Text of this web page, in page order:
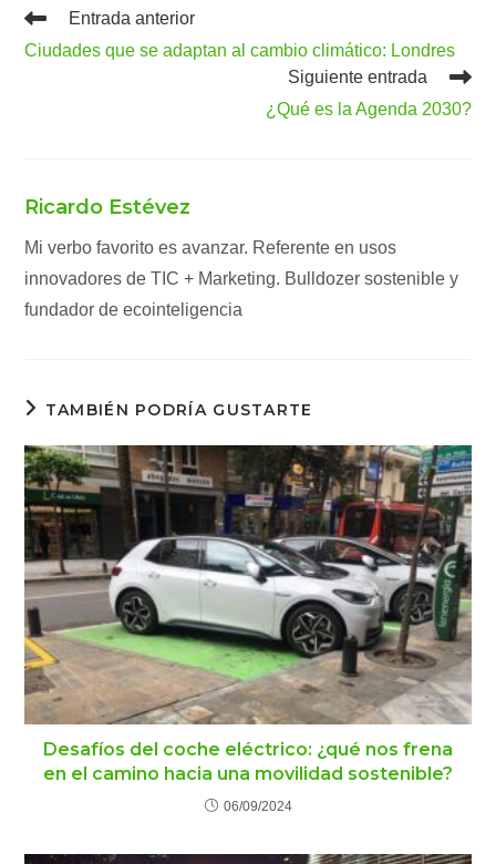
Leer
artículos
Entrada anterior
Ciudades que se adaptan al cambio climático: Londres
Siguiente entrada
¿Qué es la Agenda 2030?
Ricardo Estévez
Mi verbo favorito es avanzar. Referente en usos
innovadores de TIC + Marketing. Bulldozer sostenible y
fundador de ecointeligencia
TAMBIÉN PODRÍA GUSTARTE
Desafíos del coche eléctrico: ¿qué nos frena
en el camino hacia una movilidad sostenible?
06/09/2024